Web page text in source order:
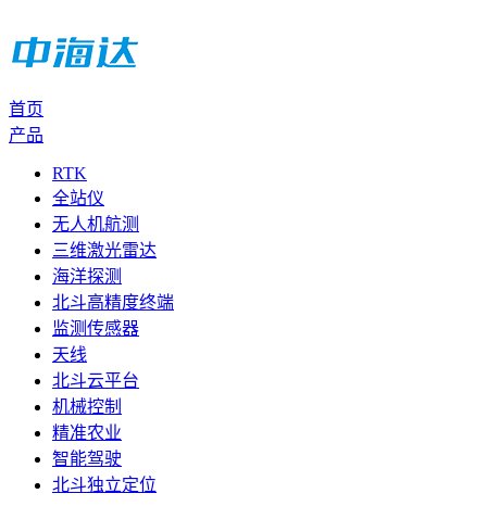
首页
产品
RTK
全站仪
无人机航测
三维激光雷达
海洋探测
北斗高精度终端
监测传感器
天线
北斗云平台
机械控制
精准农业
智能驾驶
北斗独立定位